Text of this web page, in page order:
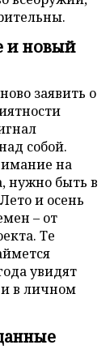
и новый
заявить о
собой.
на
нужно быть в
и осень
– от
Те
увидят
и в личном